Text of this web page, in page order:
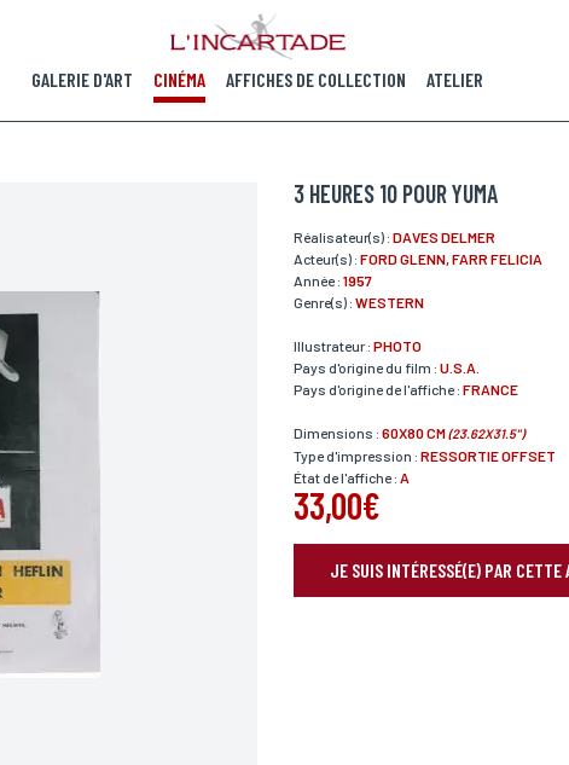
GALERIE D'ART CINÉMA AFFICHES DE COLLECTION ATELIER
3 HEURES 10 POUR YUMA
Réalisateur(s) : DAVES DELMER
Acteur(s) : FORD GLENN, FARR FELICIA
Année : 1957
Genre(s) : WESTERN
Illustrateur : PHOTO
Pays d'origine du film : U.S.A.
Pays d'origine de l'affiche : FRANCE
Dimensions : 60X80 CM(23.62X31.5")
Type d'impression : RESSORTIE OFFSET
État de l'affiche : A
33,00€
JE SUIS INTÉRESSÉ(E) PAR CETTE